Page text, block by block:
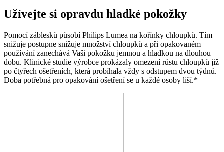
Užívejte si opravdu hladké pokožky
Pomocí záblesků působí Philips Lumea na kořínky chloupků. Tím
snižuje postupne snižuje množství chloupků a při opakovaném
používání zanechává Vaši pokožku jemnou a hladkou na dlouhou
dobu. Klinické studie výrobce prokázaly omezení růstu chloupků již
po čtyřech ošetřeních, která probíhala vždy s odstupem dvou týdnů.
Doba potřebná pro opakování ošetření se u každé osoby liší.*